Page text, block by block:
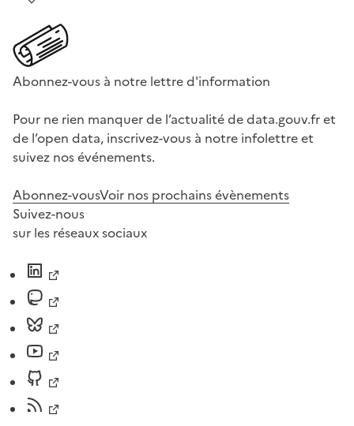
Abonnez-vous à notre lettre d'information
Pour ne rien manquer de l’actualité de data.gouv.fr et
de l’open data, inscrivez-vous à notre infolettre et
suivez nos événements.
Abonnez-vousVoir nos prochains évènements
Suivez-nous
sur les réseaux sociaux